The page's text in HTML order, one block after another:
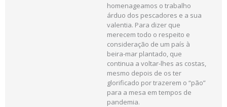
homenageamos o trabalho
árduo dos pescadores e a sua
valentia. Para dizer que
merecem todo o respeito e
consideração de um país à
beira-mar plantado, que
continua a voltar-lhes as costas,
mesmo depois de os ter
glorificado por trazerem o “pão”
para a mesa em tempos de
pandemia.